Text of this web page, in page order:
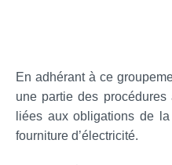
En adhérant à ce
une partie des procédures
liées aux obligations de
fourniture d’électricité.